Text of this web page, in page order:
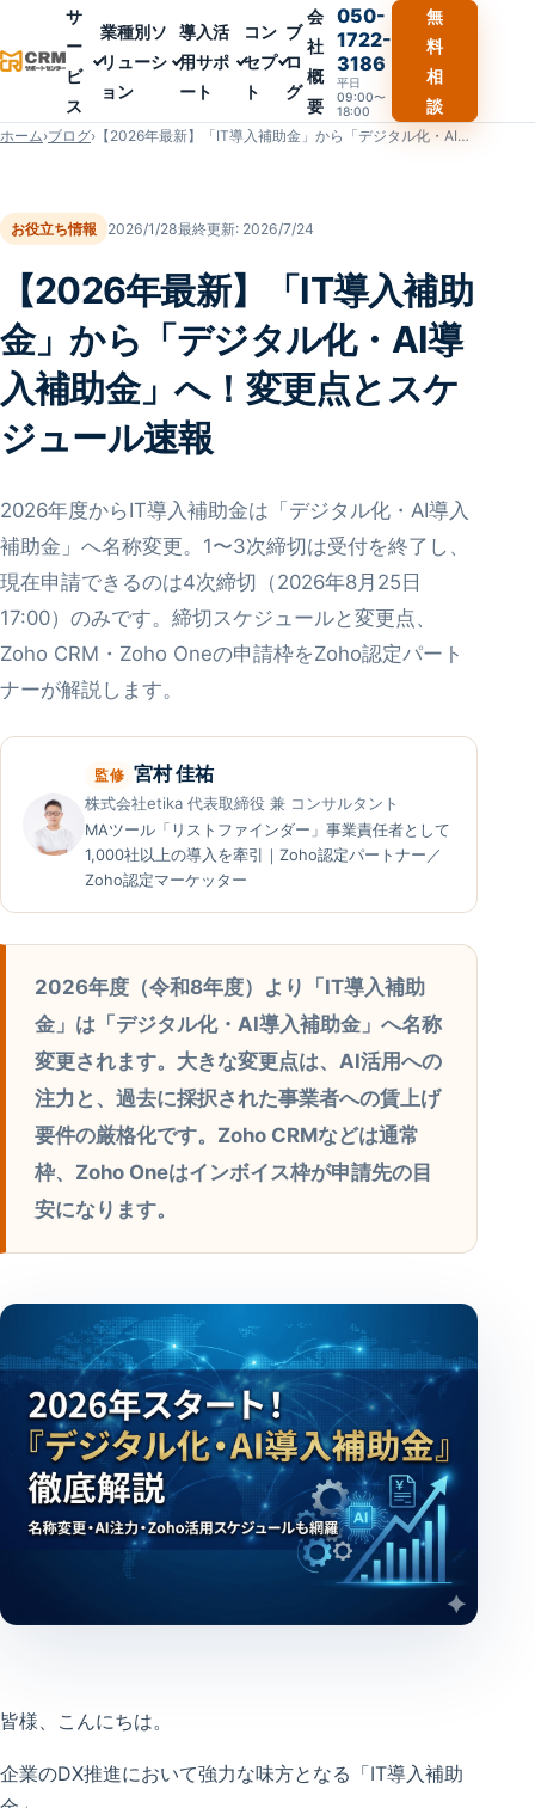
サ
ー
ビ
ス
業種別ソ
リューシ
ョン
導入活
用サポ
ート
コン
セプ
ト
ブ
ロ
グ
会
社
概
要
050-
1722-
3186
平日
09:00〜
18:00
無
料
相
談
ホーム›ブログ› 【2026年最新】「IT導入補助金」から「デジタル化・AI導入補助金」へ！変更点とスケジュール速報
お役立ち情報 2026/1/28最終更新: 2026/7/24
【2026年最新】「IT導入補助
金」から「デジタル化・AI導
入補助金」へ！変更点とスケ
ジュール速報
2026年度からIT導入補助金は「デジタル化・AI導入
補助金」へ名称変更。1〜3次締切は受付を終了し、
現在申請できるのは4次締切（2026年8月25日
17:00）のみです。締切スケジュールと変更点、
Zoho CRM・Zoho Oneの申請枠をZoho認定パート
ナーが解説します。
監修 宮村 佳祐
株式会社etika 代表取締役 兼 コンサルタント
MAツール「リストファインダー」事業責任者として
1,000社以上の導入を牽引｜Zoho認定パートナー／
Zoho認定マーケッター
2026年度（令和8年度）より「IT導入補助
金」は「デジタル化・AI導入補助金」へ名称
変更されます。大きな変更点は、AI活用への
注力と、過去に採択された事業者への賃上げ
要件の厳格化です。Zoho CRMなどは通常
枠、Zoho Oneはインボイス枠が申請先の目
安になります。
皆様、こんにちは。
企業のDX推進において強力な味方となる「IT導入補助